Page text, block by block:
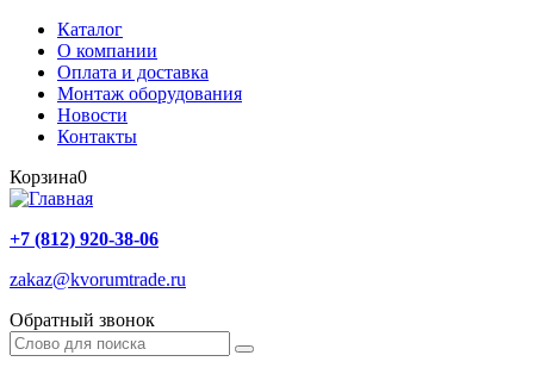
Каталог
О компании
Оплата и доставка
Монтаж оборудования
Новости
Контакты
Корзина0
+7 (812) 920-38-06
zakaz@kvorumtrade.ru
Обратный звонок